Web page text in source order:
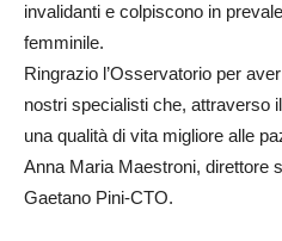
invalidanti e colpiscono in
femminile.
Ringrazio l’Osservatorio per
nostri specialisti che, attraverso
una qualità di vita migliore alle
Anna Maria Maestroni, direttore
Gaetano Pini-CTO.